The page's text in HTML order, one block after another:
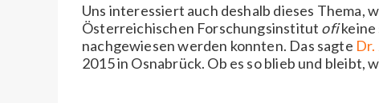
Uns interessiert auch deshalb dieses Thema,
Österreichischen Forschungsinstitut ofikeine
nachgewiesen werden konnten. Das sagte
2015 in Osnabrück. Ob es so blieb und bleibt,